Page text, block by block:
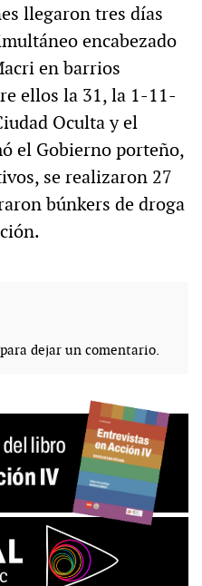
llegaron tres días
encabezado
en barrios
ellos la 31, la 1-11-
Oculta y el
el Gobierno porteño,
se realizaron 27
búnkers de droga
para dejar un comentario.